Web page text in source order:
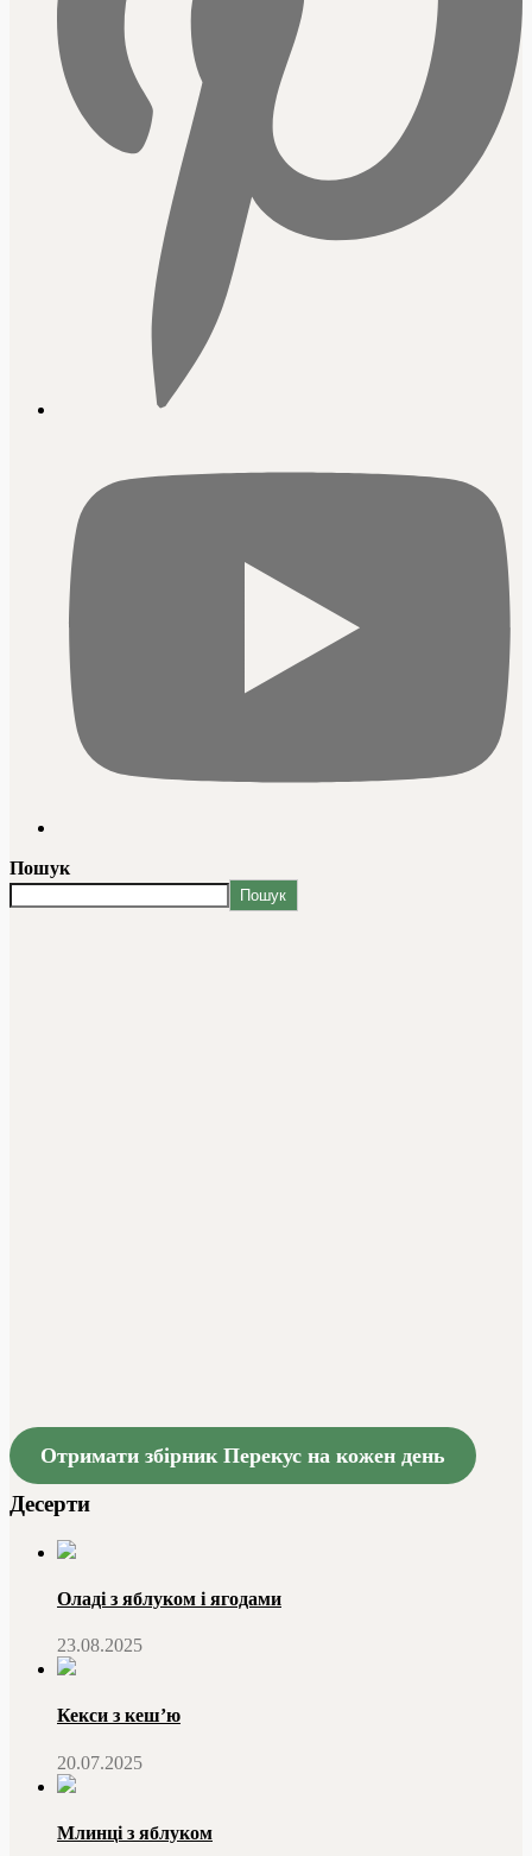
Пошук
Пошук
Отримати збірник Перекус на кожен день
Десерти
Оладі з яблуком і ягодами
23.08.2025
Кекси з кеш’ю
20.07.2025
Млинці з яблуком